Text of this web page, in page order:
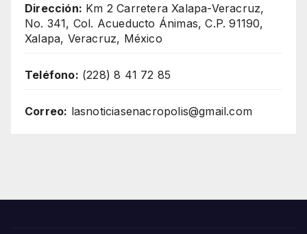
Dirección: Km 2 Carretera Xalapa-Veracruz,
No. 341, Col. Acueducto Ánimas, C.P. 91190,
Xalapa, Veracruz, México
Teléfono: (228) 8 41 72 85
Correo: lasnoticiasenacropolis@gmail.com